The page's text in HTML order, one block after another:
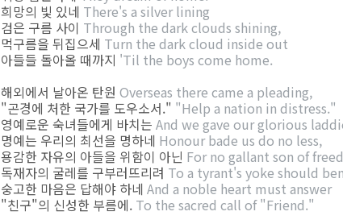
희망의 빛 있네 There's a silver lining
검은 구름 사이 Through the dark clouds shining,
먹구름을 뒤집으세 Turn the dark cloud inside out
아들들 돌아올 때까지 'Til the boys come home.
해외에서 날아온 탄원 Overseas there came a pleading,
"곤경에 처한 국가를 도우소서." "Help a nation in distress."
영예로운 숙녀들에게 바치는 And we gave our glorious
명예는 우리의 최선을 명하네 Honour bade us do no less,
용감한 자유의 아들을 위함이 아닌 For no gallant son of
독재자의 굴레를 구부러뜨리려 To a tyrant's yoke should
숭고한 마음은 답해야 하네 And a noble heart must answer
"친구"의 신성한 부름에. To the sacred call of "Friend."